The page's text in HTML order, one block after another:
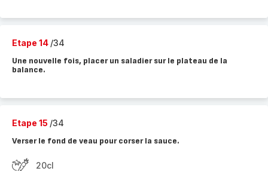
Etape 14 /34
Une nouvelle fois, placer un saladier sur le plateau de la
balance.
Etape 15 /34
Verser le fond de veau pour corser la sauce.
20cl